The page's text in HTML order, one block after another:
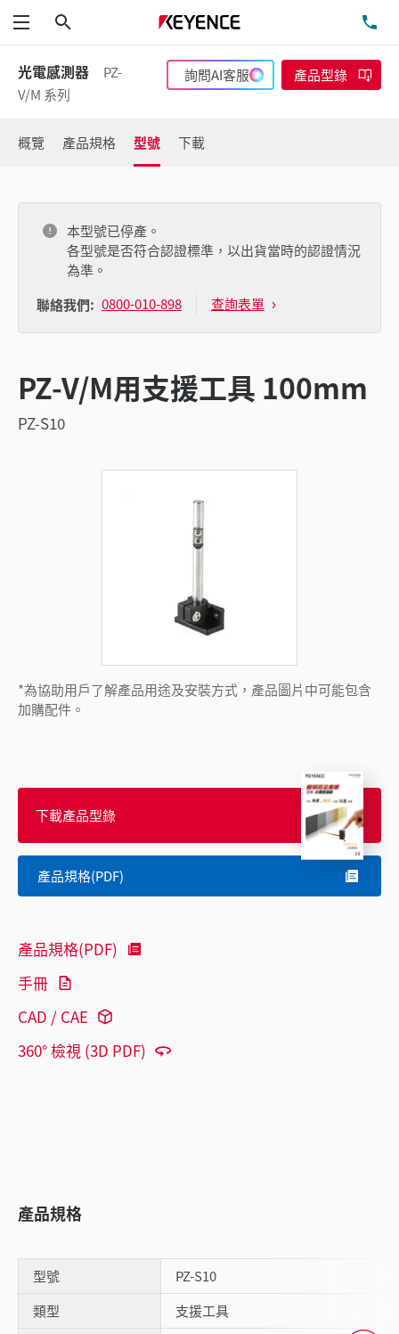
功能表
光電感測器
PZ-
V/M 系列
詢問AI客服 產品型錄
概覽 產品規格 型號 下載
本型號已停產。
各型號是否符合認證標準，以出貨當時的認證情況
為準。
聯絡我們: 0800-010-898 查詢表單
PZ-V/M用支援工具 100mm
PZ-S10
*為協助用戶了解產品用途及安裝方式，產品圖片中可能包含
加購配件。
下載產品型錄
產品規格(PDF)
產品規格(PDF)
手冊
CAD / CAE
360° 檢視 (3D PDF)
產品規格
型號
PZ-S10
類型
支援工具